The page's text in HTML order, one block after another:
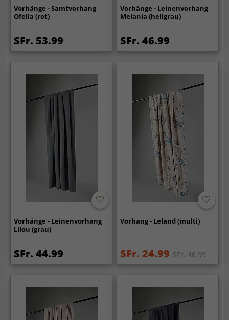
Vorhänge - Samtvorhang
Ofelia (rot)
SFr. 53.99
Vorhänge - Leinenvorhang
Melania (hellgrau)
SFr. 46.99
Vorhänge - Leinenvorhang
Lilou (grau)
SFr. 44.99
Vorhang - Leland (multi)
SFr. 24.99 SFr. 48.99